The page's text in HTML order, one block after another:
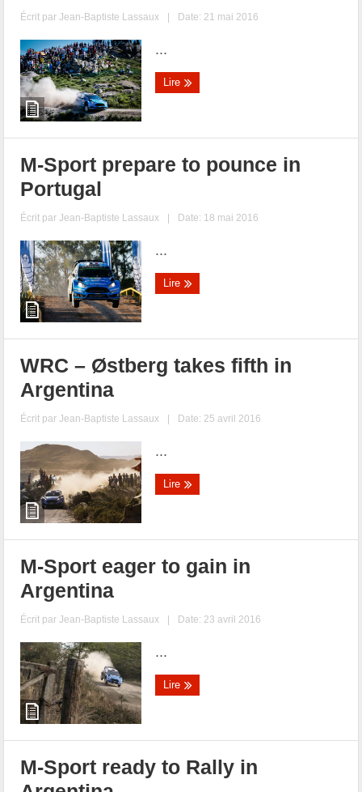
Écrit parJean-Baptiste Lassaux | Date: 21 mai 2016
...
Lire
M-Sport prepare to pounce in
Portugal
Écrit parJean-Baptiste Lassaux | Date: 18 mai 2016
...
Lire
WRC – Østberg takes fifth in
Argentina
Écrit parJean-Baptiste Lassaux | Date: 25 avril 2016
...
Lire
M-Sport eager to gain in
Argentina
Écrit parJean-Baptiste Lassaux | Date: 23 avril 2016
...
Lire
M-Sport ready to Rally in